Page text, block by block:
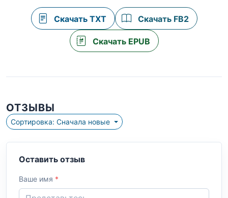
Скачать TXT Скачать FB2
Скачать EPUB
ОТЗЫВЫ
Сортировка: Сначала новые
Оставить отзыв
Ваше имя *